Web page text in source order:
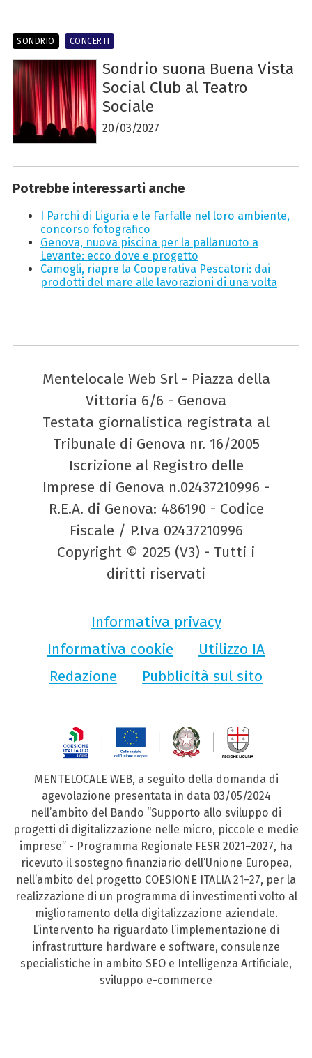
Sondrio suona Buena Vista
Social Club al Teatro
Sociale
20/03/2027
SONDRIO CONCERTI
Potrebbe interessarti anche
I Parchi di Liguria e le Farfalle nel loro ambiente,
concorso fotografico
Genova, nuova piscina per la pallanuoto a
Levante: ecco dove e progetto
Camogli, riapre la Cooperativa Pescatori: dai
prodotti del mare alle lavorazioni di una volta
Mentelocale Web Srl - Piazza della
Vittoria 6/6 - Genova
Testata giornalistica registrata al
Tribunale di Genova nr. 16/2005
Iscrizione al Registro delle
Imprese di Genova n.02437210996 -
R.E.A. di Genova: 486190 - Codice
Fiscale / P.Iva 02437210996
Copyright © 2025 (V3) - Tutti i
diritti riservati
Informativa privacy
Informativa cookie
Utilizzo IA
Redazione
Pubblicità sul sito
MENTELOCALE WEB, a seguito della domanda di
agevolazione presentata in data 03/05/2024
nell’ambito del Bando “Supporto allo sviluppo di
progetti di digitalizzazione nelle micro, piccole e medie
imprese” - Programma Regionale FESR 2021–2027, ha
ricevuto il sostegno finanziario dell’Unione Europea,
nell’ambito del progetto COESIONE ITALIA 21–27, per la
realizzazione di un programma di investimenti volto al
miglioramento della digitalizzazione aziendale.
L’intervento ha riguardato l’implementazione di
infrastrutture hardware e software, consulenze
specialistiche in ambito SEO e Intelligenza Artificiale,
sviluppo e-commerce